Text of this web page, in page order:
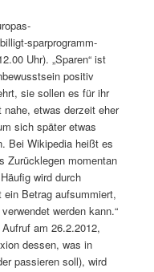
sparprogramm-
Uhr). „Sparen“ ist
positiv
sie sollen es für ihr
nahe, etwas derzeit eher
sich später etwas
Bei Wikipedia heißt es
Zurücklegen momentan
wird durch
ein Betrag aufsummiert,
werden kann.“
am 26.2.2012,
dessen, was in
passieren soll), wird